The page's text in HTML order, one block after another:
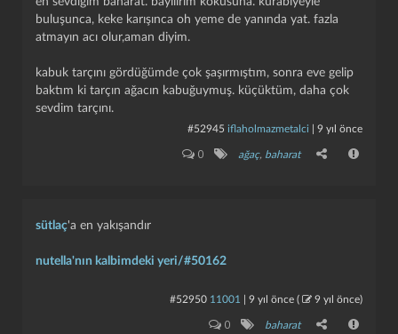
buluşunca, keke karışınca oh yeme de yanında yat. fazla
atmayın acı olur,aman diyim.
kabuk tarçını gördüğümde çok şaşırmıştım, sonra eve gelip
baktım ki tarçın ağacın kabuğuymuş. küçüktüm, daha çok
sevdim tarçını.
#52945 iflaholmazmetalci 9 yıl önce
0 ağaç, baharat
sütlaç'a en yakışandır
nutella'nın kalbimdeki yeri/#50162
#52950 11001 9 yıl önce ( 9 yıl önce)
0 baharat